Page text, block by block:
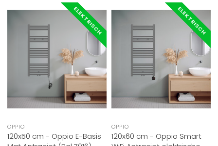
ELEKTRISCH
OPPIO
120x50 cm - Oppio E-Basis
ELEKTRISCH
OPPIO
120x60 cm - Oppio Smart